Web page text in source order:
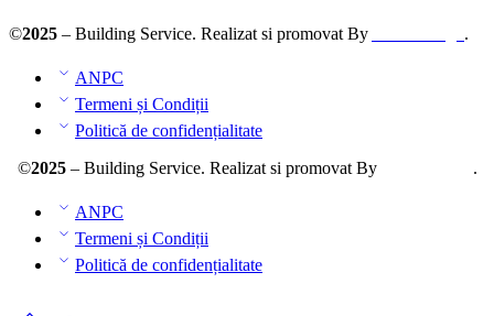
©2025 – Building Service. Realizat si promovat By .
ANPC
Termeni și Condiții
Politică de confidențialitate
©2025– Building Service. Realizat si promovat By .
ANPC
Termeni și Condiții
Politică de confidențialitate